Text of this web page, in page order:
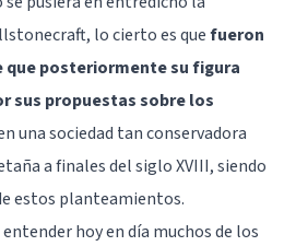
lo cierto es quefueron
que posteriormente su figura
sus propuestas sobre los
una sociedad tan conservadora
a finales del siglo XVIII, siendo
estos planteamientos.
hoy en día muchos de los